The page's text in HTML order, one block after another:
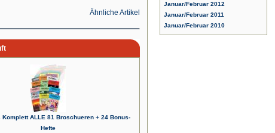
Ähnliche Artikel
Komplett ALLE 81 Broschueren + 24 Bonus-
Hefte
Januar/Februar 2012
Januar/Februar 2011
Januar/Februar 2010